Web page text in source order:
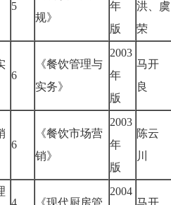
5
规》
年
版
洪、虞
荣
6
《餐饮管理与
实务》
2003
年
版
马开
良
6
《餐饮市场营
销》
2003
年
版
陈云
川
4
《现代厨房管
2004
马开